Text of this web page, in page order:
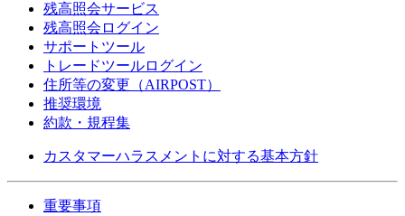
残高照会サービス
残高照会ログイン
サポートツール
トレードツールログイン
住所等の変更（AIRPOST）
推奨環境
約款・規程集
カスタマーハラスメントに対する基本方針
重要事項